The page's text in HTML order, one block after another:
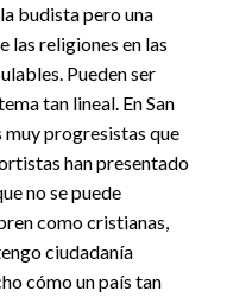
budista pero una
las religiones en las
Pueden ser
tan lineal. En San
muy progresistas que
han presentado
no se puede
como cristianas,
ciudadanía
cómo un país tan